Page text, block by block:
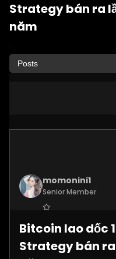
Strategy bán ra
năm
momonini1
Senior Member
Posts: 5399
Bitcoin lao dốc
Strategy bán